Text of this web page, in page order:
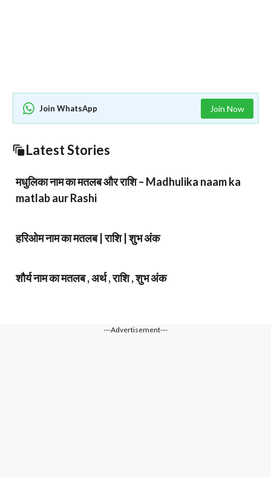
Join WhatsApp Join Now
Latest Stories
मधुलिका नाम का मतलब और राशि – Madhulika naam ka
matlab aur Rashi
हरिओम नाम का मतलब | राशि | शुभ अंक
शौर्य नाम का मतलब , अर्थ , राशि , शुभ अंक
---Advertisement---